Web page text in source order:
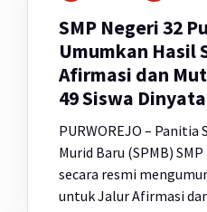
SMP Negeri 32
Umumkan Hasil
Afirmasi dan
49 Siswa
PURWOREJO – Panitia
Murid Baru (SPMB)
secara resmi
untuk Jalur Afirmasi